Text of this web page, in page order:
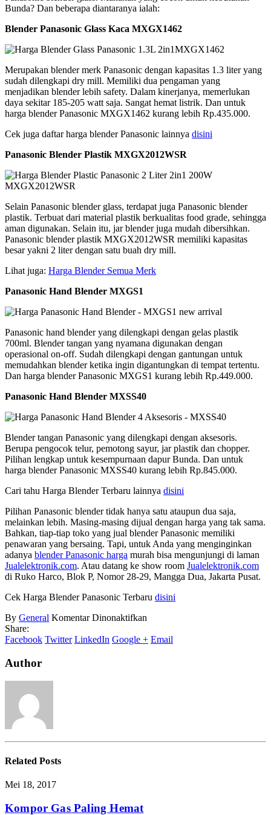
Bunda? Dan beberapa diantaranya ialah:
Blender Panasonic Glass Kaca MXGX1462
Merupakan blender merk Panasonic dengan kapasitas 1.3 liter yang
sudah dilengkapi dry mill. Memiliki dua pengaman yang
menjadikan blender lebih safety. Dalam kinerjanya, memerlukan
daya sekitar 185-205 watt saja. Sangat hemat listrik. Dan untuk
harga blender Panasonic MXGX1462 kurang lebih Rp.435.000.
Cek juga daftar harga blender Panasonic lainnya disini
Panasonic Blender Plastik MXGX2012WSR
Selain Panasonic blender glass, terdapat juga Panasonic blender
plastik. Terbuat dari material plastik berkualitas food grade, sehingga
aman digunakan. Selain itu, jar blender juga mudah dibersihkan.
Panasonic blender plastik MXGX2012WSR memiliki kapasitas
besar yakni 2 liter dengan satu buah dry mill.
Lihat juga: Harga Blender Semua Merk
Panasonic Hand Blender MXGS1
Panasonic hand blender yang dilengkapi dengan gelas plastik
700ml. Blender tangan yang nyamana digunakan dengan
operasional on-off. Sudah dilengkapi dengan gantungan untuk
memudahkan blender ketika ingin digantungkan di tempat tertentu.
Dan harga blender Panasonic MXGS1 kurang lebih Rp.449.000.
Panasonic Hand Blender MXSS40
Blender tangan Panasonic yang dilengkapi dengan aksesoris.
Berupa pengocok telur, pemotong sayur, jar plastik dan chopper.
Pilihan lengkap untuk kesempurnaan dapur Bunda. Dan untuk
harga blender Panasonic MXSS40 kurang lebih Rp.845.000.
Cari tahu Harga Blender Terbaru lainnya disini
Pilihan Panasonic blender tidak hanya satu ataupun dua saja,
melainkan lebih. Masing-masing dijual dengan harga yang tak sama.
Bahkan, tiap-tiap toko yang jual blender Panasonic memiliki
penawaran yang bersaing. Tapi, untuk Anda yang menginginkan
adanya blender Panasonic harga murah bisa mengunjungi di laman
Jualelektronik.com. Atau datang ke show room Jualelektronik.com
di Ruko Harco, Blok P, Nomor 28-29, Mangga Dua, Jakarta Pusat.
Cek Harga Blender Panasonic Terbaru disini
By General Komentar Dinonaktifkan
Blender
Share:
Facebook Twitter LinkedIn Google + Email
Author
RelatedPosts
Mei 18, 2017
Kompor Gas Paling Hemat